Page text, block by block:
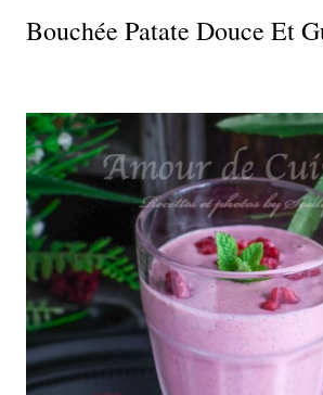
Bouchée Patate Douce Et